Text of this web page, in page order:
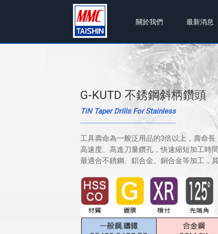
關於我們 最新消息
G-KUTD 不銹鋼斜柄鑽頭
TiN Taper Drills For Stainless
工具壽命為一般泛用品的3倍以上，壽命長
高速度、高進刀量鑽孔，快速縮短加工時
最適合不銹鋼、鋁合金、銅合金等加工，